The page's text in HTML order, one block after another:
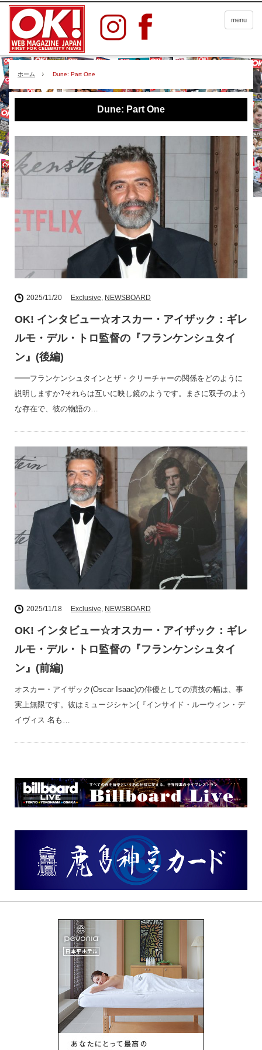
menu
ホーム Dune: Part One
Dune: Part One
2025/11/20 Exclusive, NEWSBOARD
OK! インタビュー☆オスカー・アイザック：ギレ
ルモ・デル・トロ監督の『フランケンシュタイ
ン』(後編)
━━フランケンシュタインとザ・クリーチャーの関係をどのように
説明しますか?それらは互いに映し鏡のようです。まさに双子のよう
な存在で、彼の物語の…
2025/11/18 Exclusive, NEWSBOARD
OK! インタビュー☆オスカー・アイザック：ギレ
ルモ・デル・トロ監督の『フランケンシュタイ
ン』(前編)
オスカー・アイザック(Oscar Isaac)の俳優としての演技の幅は、事
実上無限です。彼はミュージシャン(『インサイド・ルーウィン・デ
イヴィス 名も…